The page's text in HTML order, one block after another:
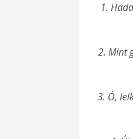
1.
2. Mint
3. Ó,